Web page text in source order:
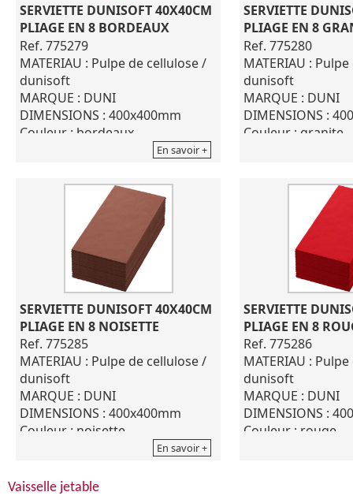
SERVIETTE DUNISOFT 40X40CM
PLIAGE EN 8 BORDEAUX
Ref. 775279
MATERIAU : Pulpe de cellulose /
dunisoft
MARQUE : DUNI
DIMENSIONS : 400x400mm
Couleur : bordeaux
En savoir +
SERVIETTE
PLIAGE EN 8
Ref. 775280
MATERIAU :
dunisoft
MARQUE : DUNI
DIMENSIONS :
Couleur : granite
SERVIETTE DUNISOFT 40X40CM
PLIAGE EN 8 NOISETTE
Ref. 775285
MATERIAU : Pulpe de cellulose /
dunisoft
MARQUE : DUNI
DIMENSIONS : 400x400mm
Couleur : noisette
En savoir +
SERVIETTE
PLIAGE EN 8
Ref. 775286
MATERIAU :
dunisoft
MARQUE : DUNI
DIMENSIONS :
Couleur : rouge
Vaisselle jetable